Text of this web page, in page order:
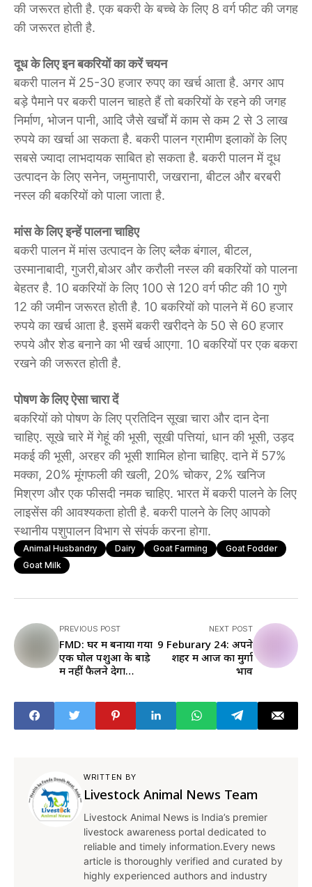
की जरूरत होती है. एक बकरी के बच्चे के लिए 8 वर्ग फीट की जगह
की जरूरत होती है.
दूध के लिए इन बकरियों का करें चयन
बकरी पालन में 25-30 हजार रुपए का खर्च आता है. अगर आप
बड़े पैमाने पर बकरी पालन चाहते हैं तो बकरियों के रहने की जगह
निर्माण, भोजन पानी, आदि जैसे खर्चों में काम से कम 2 से 3 लाख
रुपये का खर्चा आ सकता है. बकरी पालन ग्रामीण इलाकों के लिए
सबसे ज्यादा लाभदायक साबित हो सकता है. बकरी पालन में दूध
उत्पादन के लिए सनेन, जमुनापारी, जखराना, बीटल और बरबरी
नस्ल की बकरियों को पाला जाता है.
मांस के लिए इन्हें पालना चाहिए
बकरी पालन में मांस उत्पादन के लिए ब्लैक बंगाल, बीटल,
उस्मानाबादी, गुजरी,बोअर और करौली नस्ल की बकरियों को पालना
बेहतर है. 10 बकरियों के लिए 100 से 120 वर्ग फीट की 10 गुणे
12 की जमीन जरूरत होती है. 10 बकरियों को पालने में 60 हजार
रुपये का खर्च आता है. इसमें बकरी खरीदने के 50 से 60 हजार
रुपये और शेड बनाने का भी खर्च आएगा. 10 बकरियों पर एक बकरा
रखने की जरूरत होती है.
पोषण के लिए ऐसा चारा दें
बकरियों को पोषण के लिए प्रतिदिन सूखा चारा और दान देना
चाहिए. सूखे चारे में गेहूं की भूसी, सूखी पत्तियां, धान की भूसी, उड़द
मकई की भूसी, अरहर की भूसी शामिल होना चाहिए. दाने में 57%
मक्का, 20% मूंगफली की खली, 20% चोकर, 2% खनिज
मिश्रण और एक फीसदी नमक चाहिए. भारत में बकरी पालने के लिए
लाइसेंस की आवश्यकता होती है. बकरी पालने के लिए आपको
स्थानीय पशुपालन विभाग से संपर्क करना होगा.
Animal Husbandry Dairy Goat Farming
Goat Fodder
Goat Milk
PREVIOUS POST
FMD: घर में बनाया गया
एक घोल पशुओं के बाड़े
में नहीं फैलने देगा
NEXT POST
9 Feburary 24: अपने
शहर में आज का मुर्गा
भाव
WRITTEN BY
Livestock Animal News Team
Livestock Animal News is India’s premier
livestock awareness portal dedicated to
reliable and timely information.Every news
article is thoroughly verified and curated by
highly experienced authors and industry